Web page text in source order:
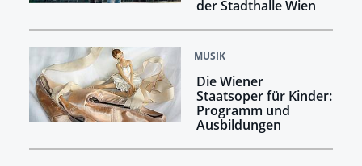
der Stadthalle Wien
MUSIK
Die Wiener
Staatsoper für Kinder:
Programm und
Ausbildungen